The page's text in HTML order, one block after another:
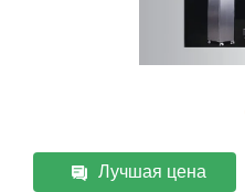
Лучшая цена